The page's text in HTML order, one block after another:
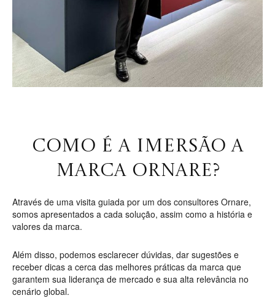
COMO É A IMERSÃO A
MARCA ORNARE?
Através de uma visita guiada por um dos consultores Ornare,
somos apresentados a cada solução, assim como a história e
valores da marca.
Além disso, podemos esclarecer dúvidas, dar sugestões e
receber dicas a cerca das melhores práticas da marca que
garantem sua liderança de mercado e sua alta relevância no
cenário global.